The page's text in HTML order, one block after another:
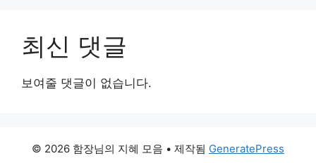
최신 댓글
보여줄 댓글이 없습니다.
© 2026 함장님의 지혜 모음 • 제작됨 GeneratePress